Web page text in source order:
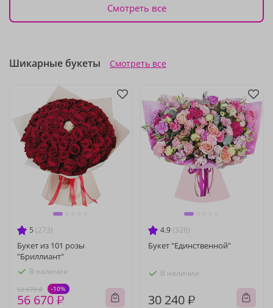
Смотреть все
Шикарные букеты Смотреть все
5 (273)
Букет из 101 розы
"Бриллиант"
В наличии
62 670 ₽ -10%
56 670 ₽
4.9 (326)
Букет "Единственной"
В наличии
30 240 ₽